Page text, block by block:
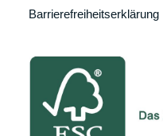
Barrierefreiheitserklärung